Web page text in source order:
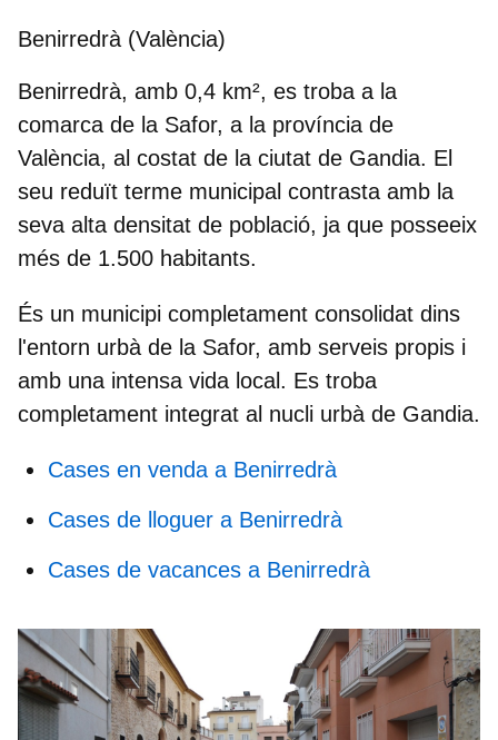
Benirredrà (València)
Benirredrà, amb 0,4 km², es troba a la
comarca de la Safor, a la província de
València, al costat de la ciutat de Gandia. El
seu reduït terme municipal contrasta amb la
seva alta densitat de població, ja que posseeix
més de 1.500 habitants.
És un municipi completament consolidat dins
l'entorn urbà de la Safor, amb serveis propis i
amb una intensa vida local. Es troba
completament integrat al nucli urbà de Gandia.
Cases en venda a Benirredrà
Cases de lloguer a Benirredrà
Cases de vacances a Benirredrà